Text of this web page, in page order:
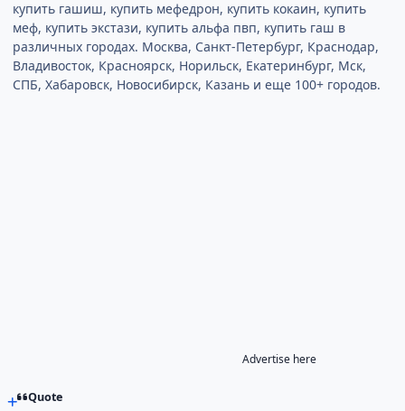
купить гашиш, купить мефедрон, купить кокаин, купить
меф, купить экстази, купить альфа пвп, купить гаш в
различных городах. Москва, Санкт-Петербург, Краснодар,
Владивосток, Красноярск, Норильск, Екатеринбург, Мск,
СПБ, Хабаровск, Новосибирск, Казань и еще 100+ городов.
Advertise here
Quote